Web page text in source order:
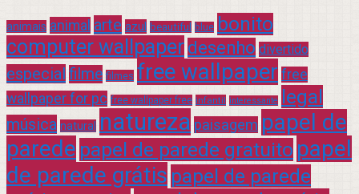
animais animal arte azul beautiful blue bonito
computer wallpaper desenho divertido
especial filme filmes free wallpaper free
wallpaper for pc free wallpaper free infantil interessante legal
música natural natureza paisagem papel de
parede papel de parede gratuito papel
de parede grátis papel de parede